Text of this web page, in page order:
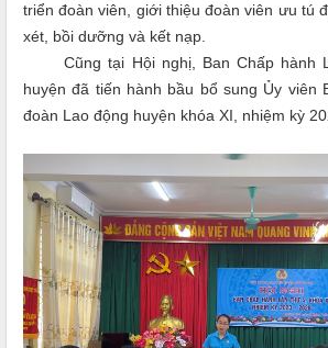
triển đoàn viên, giới thiệu đoàn viên ưu tú
xét, bồi dưỡng và kết nạp.
Cũng tại Hội nghị, BanChấp hành
huyệnđã tiến hành bầu bổ sung Ủy viên
đoàn Lao động huyện khóa XI, nhiệm kỳ